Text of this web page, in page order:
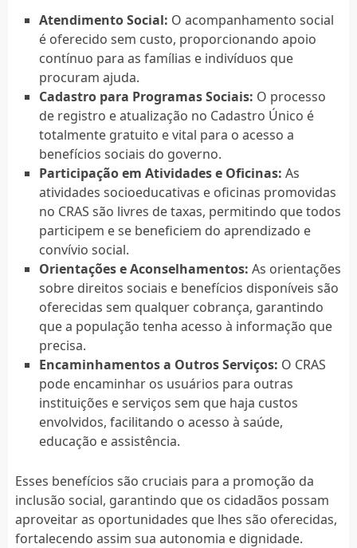
Atendimento Social: O acompanhamento social
é oferecido sem custo, proporcionando apoio
contínuo para as famílias e indivíduos que
procuram ajuda.
Cadastro para Programas Sociais: O processo
de registro e atualização no Cadastro Único é
totalmente gratuito e vital para o acesso a
benefícios sociais do governo.
Participação em Atividades e Oficinas: As
atividades socioeducativas e oficinas promovidas
no CRAS são livres de taxas, permitindo que todos
participem e se beneficiem do aprendizado e
convívio social.
Orientações e Aconselhamentos: As orientações
sobre direitos sociais e benefícios disponíveis são
oferecidas sem qualquer cobrança, garantindo
que a população tenha acesso à informação que
precisa.
Encaminhamentos a Outros Serviços: O CRAS
pode encaminhar os usuários para outras
instituições e serviços sem que haja custos
envolvidos, facilitando o acesso à saúde,
educação e assistência.
Esses benefícios são cruciais para a promoção da
inclusão social, garantindo que os cidadãos possam
aproveitar as oportunidades que lhes são oferecidas,
fortalecendo assim sua autonomia e dignidade.